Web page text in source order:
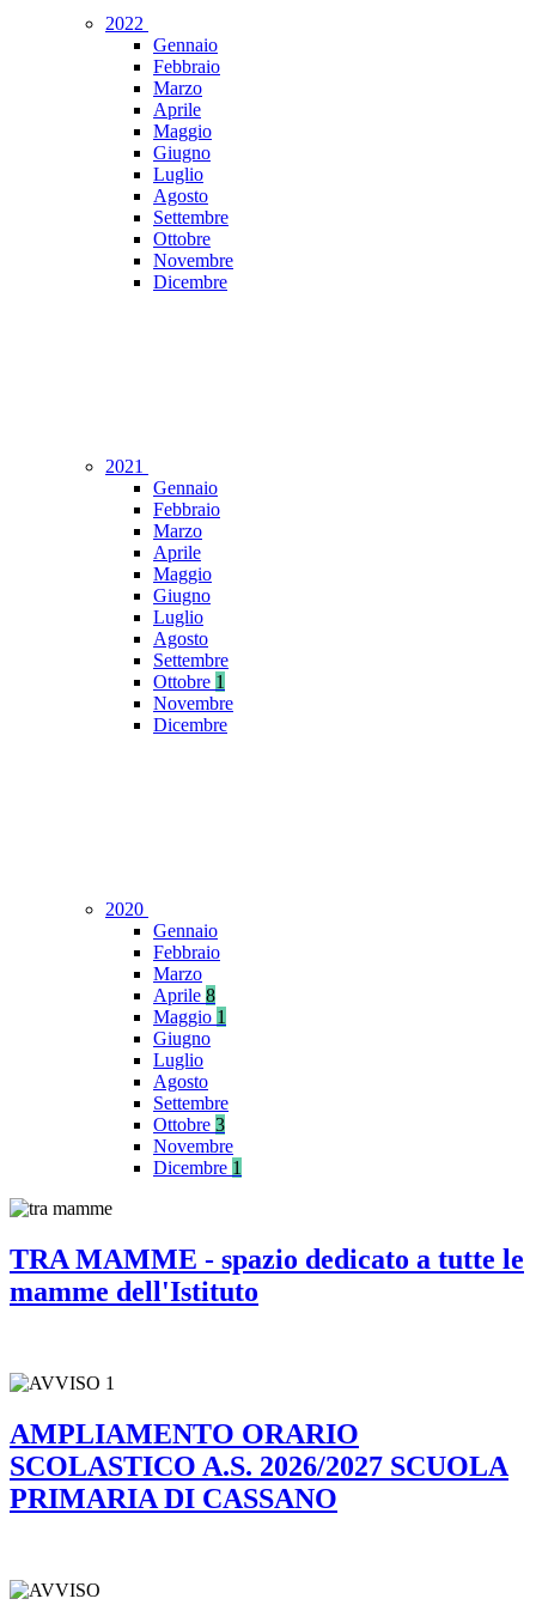
2022
Gennaio
Febbraio
Marzo
Aprile
Maggio
Giugno
Luglio
Agosto
Settembre
Ottobre
Novembre
Dicembre
2021
Gennaio
Febbraio
Marzo
Aprile
Maggio
Giugno
Luglio
Agosto
Settembre
Ottobre 1
Novembre
Dicembre
2020
Gennaio
Febbraio
Marzo
Aprile 8
Maggio 1
Giugno
Luglio
Agosto
Settembre
Ottobre 3
Novembre
Dicembre 1
TRA MAMME - spazio dedicato a tutte le
mamme dell'Istituto
AMPLIAMENTO ORARIO
SCOLASTICO A.S. 2026/2027 SCUOLA
PRIMARIA DI CASSANO